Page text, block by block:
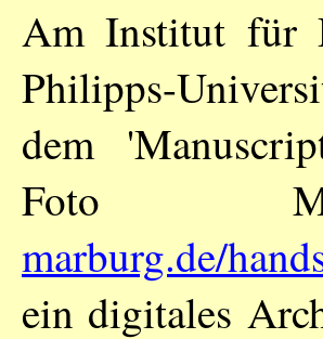
Am Institut für
Philipps-
dem
Foto
marburg.de/
ein digitales